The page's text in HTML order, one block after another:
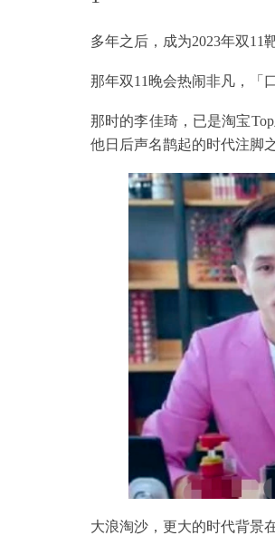
多年之后，成为2023年双11
那年双11晚会热闹非凡，「
那时的李佳琦，已是淘宝
他日后声名鹊起的时代注脚之
大浪淘沙，更大的时代背景